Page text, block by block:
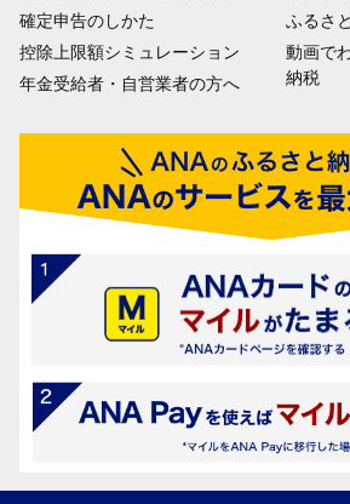
確定申告のしかた
控除上限額シミュレーション
年金受給者・自営業者の方へ
ふるさ
動画で
納税